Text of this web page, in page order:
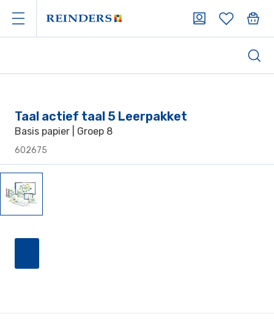
Taal actief taal 5 Leerpakket
Basis papier | Groep 8
602675